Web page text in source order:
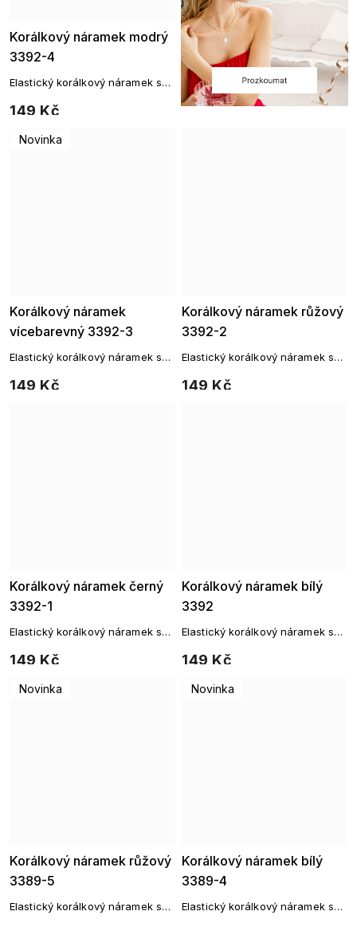
Korálkový náramek modrý
3392-4
149 Kč
Elastický korálkový náramek s
Novinka
Korálkový náramek
vícebarevný 3392-3
149 Kč
Elastický korálkový náramek s
Korálkový náramek růžový
3392-2
149 Kč
Elastický korálkový náramek s
Korálkový náramek černý
3392-1
149 Kč
Elastický korálkový náramek s
Korálkový náramek bílý
3392
149 Kč
Elastický korálkový náramek s
Novinka
Korálkový náramek růžový
3389-5
Elastický korálkový náramek se
Novinka
Korálkový náramek bílý
3389-4
Elastický korálkový náramek se